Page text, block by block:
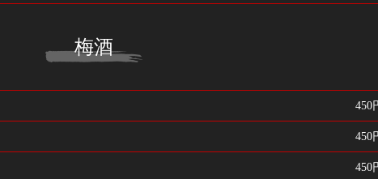
梅酒
450
450
450